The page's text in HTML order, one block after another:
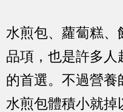
水煎包、蘿蔔糕、
品項，也是許多人
的首選。不過營養
水煎包體積小就掉